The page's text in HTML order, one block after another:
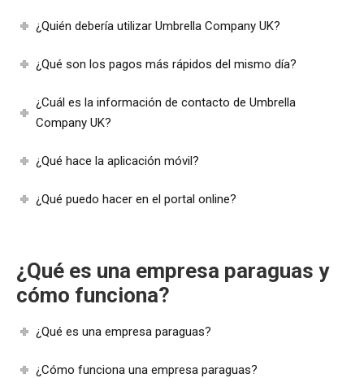
¿Quién debería utilizar Umbrella Company UK?
¿Qué son los pagos más rápidos del mismo día?
¿Cuál es la información de contacto de Umbrella
Company UK?
¿Qué hace la aplicación móvil?
¿Qué puedo hacer en el portal online?
¿Qué es una empresa paraguas y
cómo funciona?
¿Qué es una empresa paraguas?
¿Cómo funciona una empresa paraguas?